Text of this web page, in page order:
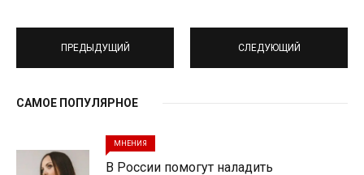
ПРЕДЫДУЩИЙ СЛЕДУЮЩИЙ
САМОЕ ПОПУЛЯРНОЕ
МНЕНИЯ
В России помогут наладить